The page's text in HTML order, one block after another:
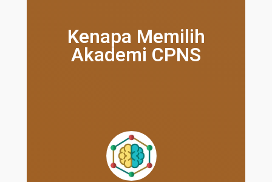
Kenapa Memilih
Akademi CPNS